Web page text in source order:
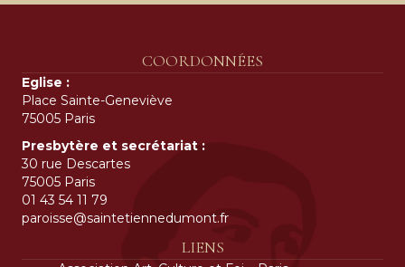
COORDONNÉES
Eglise :
Place Sainte-Geneviève
75005 Paris
Presbytère et secrétariat :
30 rue Descartes
75005 Paris
01 43 54 11 79
paroisse@saintetiennedumont.fr
LIENS